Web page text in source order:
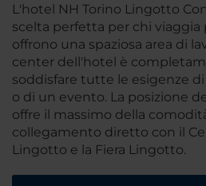
L'hotel NH Torino Lingotto
scelta perfetta per chi viaggia
offrono una spaziosa area di
center dell'hotel è
soddisfare tutte le esigenze
o di un evento. La posizione
offre il massimo della
collegamento diretto con il
Lingotto e la Fiera Lingotto.